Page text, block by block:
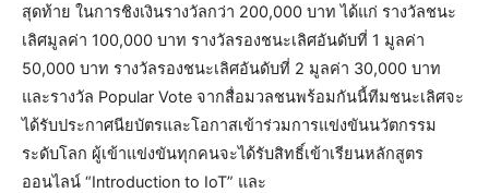
สุดท้าย ในการชิงเงินรางวัลกว่า 200,000 บาท ได้แก่ รางวัลชนะ
เลิศมูลค่า 100,000 บาท รางวัลรองชนะเลิศอันดับที่ 1 มูลค่า
50,000 บาท รางวัลรองชนะเลิศอันดับที่ 2 มูลค่า 30,000 บาท
และรางวัล Popular Vote จากสื่อมวลชนพร้อมกันนี้ทีมชนะเลิศจะ
ได้รับประกาศนียบัตรและโอกาสเข้าร่วมการแข่งขันนวัตกรรม
ระดับโลก ผู้เข้าแข่งขันทุกคนจะได้รับสิทธิ์เข้าเรียนหลักสูตร
ออนไลน์ “Introduction to IoT” และ